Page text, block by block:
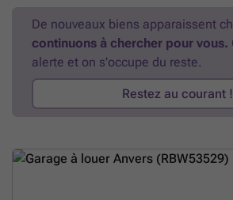
De nouveaux biens apparaissent
continuons à chercher pour vous.
alerte et on s'occupe du reste.
Restez au courant !